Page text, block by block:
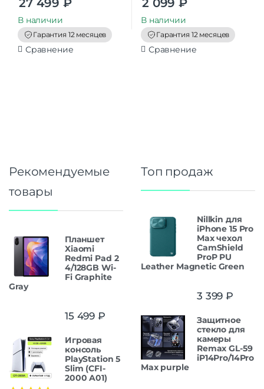
o
t
o
f
5
27 499 ₽
В наличии
Гарантия 12 месяцев
Сравнение
o
t
o
f
5
2 099 ₽
В наличии
Гарантия 12 месяцев
Сравнение
Рекомендуемые
товары
Планшет
Xiaomi
Redmi Pad 2
4/128GB Wi-
Fi Graphite
Gray
15 499 ₽
Игровая
консоль
PlayStation 5
Slim (CFI-
2000 A01)
Топ продаж
Nillkin для
iPhone 15 Pro
Max чехол
CamShield
ProP PU
Leather Magnetic Green
3 399 ₽
Защитнoe
cтекло для
камеры
Remax GL-59
iP14Pro/14Pro
Max purple